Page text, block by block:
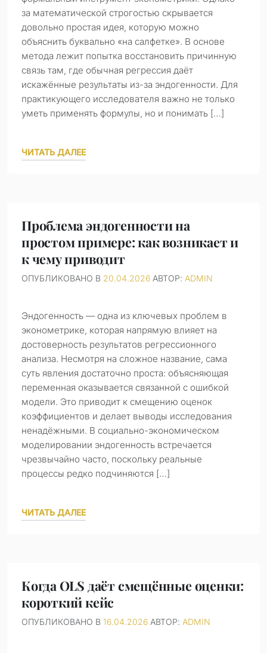
за математической строгостью скрывается
довольно простая идея, которую можно
объяснить буквально «на салфетке». В основе
метода лежит попытка восстановить причинную
связь там, где обычная регрессия даёт
искажённые результаты из-за эндогенности. Для
практикующего исследователя важно не только
уметь применять формулы, но и понимать […]
ЧИТАТЬ ДАЛЕЕ
Проблема эндогенности на
простом примере: как возникает и
к чему приводит
ОПУБЛИКОВАНО В 20.04.2026 АВТОР: ADMIN
Эндогенность — одна из ключевых проблем в
эконометрике, которая напрямую влияет на
достоверность результатов регрессионного
анализа. Несмотря на сложное название, сама
суть явления достаточно проста: объясняющая
переменная оказывается связанной с ошибкой
модели. Это приводит к смещению оценок
коэффициентов и делает выводы исследования
ненадёжными. В социально-экономическом
моделировании эндогенность встречается
чрезвычайно часто, поскольку реальные
процессы редко подчиняются […]
ЧИТАТЬ ДАЛЕЕ
Когда OLS даёт смещённые оценки:
короткий кейс
ОПУБЛИКОВАНО В 16.04.2026 АВТОР: ADMIN